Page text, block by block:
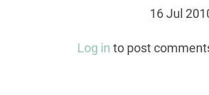
16 Jul
Log in to post